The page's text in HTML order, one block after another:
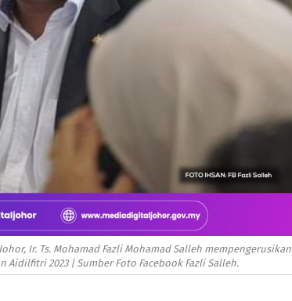
Ir. Ts. Mohamad Fazli Mohamad Salleh mempengerusikan
Aidilfitri 2023 | Sumber Foto Facebook Fazli Salleh.